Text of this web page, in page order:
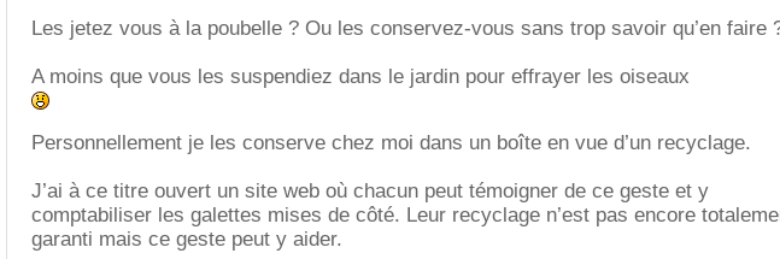
Les jetez vous à la poubelle ? Ou les conservez-vous sans trop savoir qu’en faire
A moins que vous les suspendiez dans le jardin pour effrayer les oiseaux
Personnellement je les conserve chez moi dans un boîte en vue d’un recyclage.
J’ai à ce titre ouvert un site web où chacun peut témoigner de ce geste et y
comptabiliser les galettes mises de côté. Leur recyclage n’est pas encore
garanti mais ce geste peut y aider.